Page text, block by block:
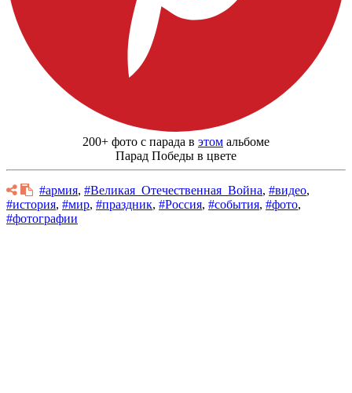
200+ фото с парада в этом альбоме
Парад Победы в цвете
#армия, #Великая_Отечественная_Война, #видео,
#история, #мир, #праздник, #Россия, #события, #фото,
#фотографии